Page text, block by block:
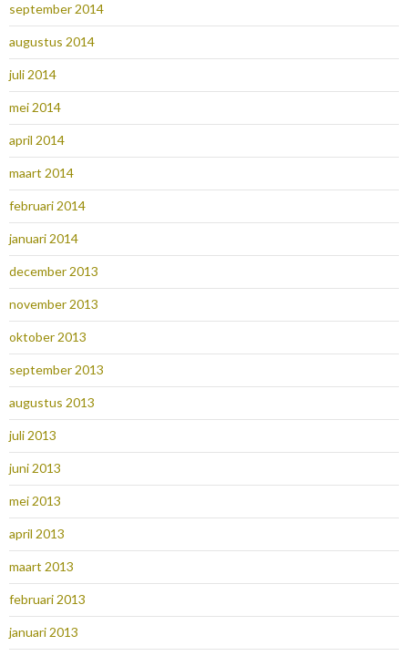
september 2014
augustus 2014
juli 2014
mei 2014
april 2014
maart 2014
februari 2014
januari 2014
december 2013
november 2013
oktober 2013
september 2013
augustus 2013
juli 2013
juni 2013
mei 2013
april 2013
maart 2013
februari 2013
januari 2013